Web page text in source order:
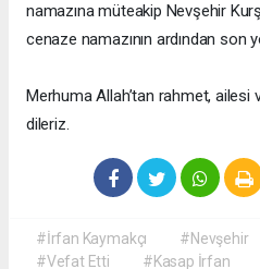
namazına müteakip Nevşehir
cenaze namazının ardından son
Merhuma Allah’tan rahmet, ailesi
dileriz.
#İrfan Kaymakçı #Nevşehir
#Vefat Etti
#Kasap İrfan